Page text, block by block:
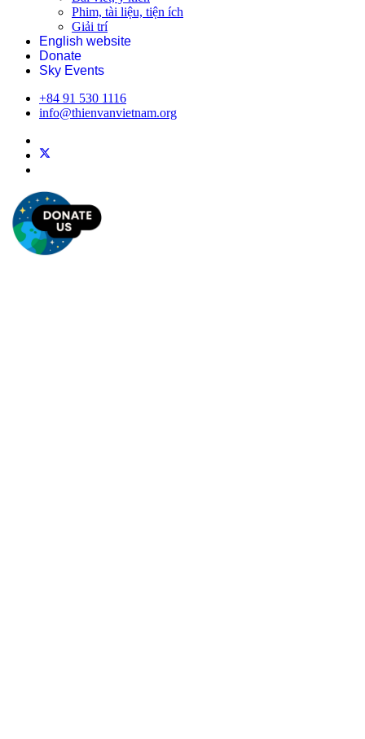
Phim, tài liệu, tiện ích
Giải trí
English website
Donate
Sky Events
+84 91 530 1116
info@thienvanvietnam.org